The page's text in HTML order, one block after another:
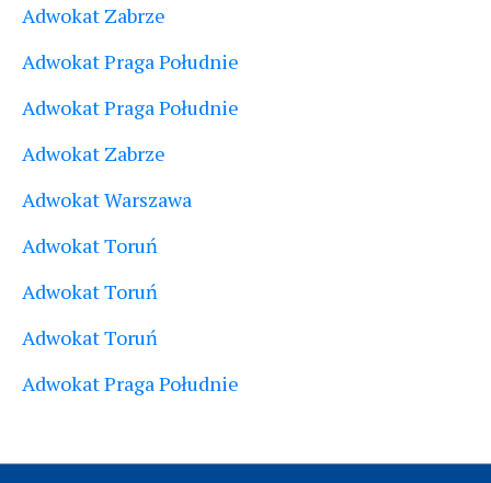
Adwokat Zabrze
Adwokat Praga Południe
Adwokat Praga Południe
Adwokat Zabrze
Adwokat Warszawa
Adwokat Toruń
Adwokat Toruń
Adwokat Toruń
Adwokat Praga Południe